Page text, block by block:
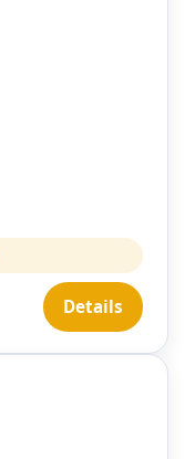
Details